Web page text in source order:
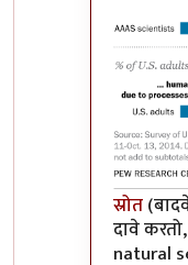
स्रोत
दावे
natural